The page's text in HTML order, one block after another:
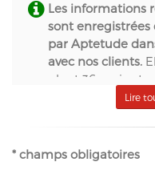
Les informations
sont
par Aptetude
avec nos clients.
pendant 36 mois et
- S.A.S. Aptetude
récipiendaire des
- Natural-net
Lire
* champs obligatoires